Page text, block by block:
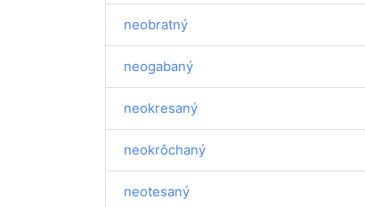
neobratný
neogabaný
neokresaný
neokrôchaný
neotesaný